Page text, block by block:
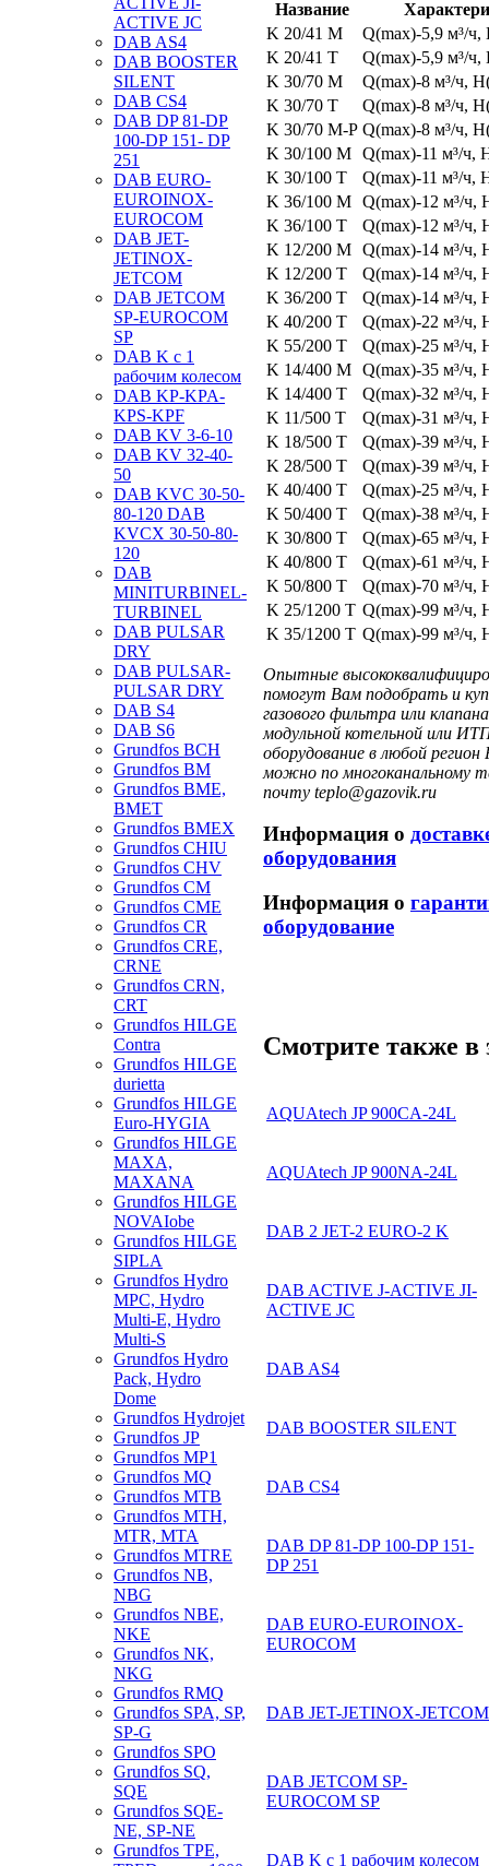
ACTIVE JC
DAB AS4
DAB BOOSTER
SILENT
DAB CS4
DAB DP 81-DP
100-DP 151- DP
251
DAB EURO-
EUROINOX-
EUROCOM
DAB JET-
JETINOX-
JETCOM
DAB JETCOM
SP-EUROCOM
SP
DAB K с 1
рабочим колесом
DAB KP-KPA-
KPS-KPF
DAB KV 3-6-10
DAB KV 32-40-
50
DAB KVC 30-50-
80-120 DAB
KVCX 30-50-80-
120
DAB
MINITURBINEL-
TURBINEL
DAB PULSAR
DRY
DAB PULSAR-
PULSAR DRY
DAB S4
DAB S6
Grundfos BCH
Grundfos BM
Grundfos BME,
BMET
Grundfos BMEX
Grundfos CHIU
Grundfos CHV
Grundfos CM
Grundfos CME
Grundfos CR
Grundfos CRE,
CRNE
Grundfos CRN,
CRT
Grundfos HILGE
Contra
Grundfos HILGE
durietta
Grundfos HILGE
Euro-HYGIA
Grundfos HILGE
MAXA,
MAXANA
Grundfos HILGE
NOVAIobe
Grundfos HILGE
SIPLA
Grundfos Hydro
MPC, Hydro
Multi-E, Hydro
Multi-S
Grundfos Hydro
Pack, Hydro
Dome
Grundfos Hydrojet
Grundfos JP
Grundfos MP1
Grundfos MQ
Grundfos MTB
Grundfos MTH,
MTR, MTA
Grundfos MTRE
Grundfos NB,
NBG
Grundfos NBE,
NKE
Grundfos NK,
NKG
Grundfos RMQ
Grundfos SPA, SP,
SP-G
Grundfos SPO
Grundfos SQ,
SQE
Grundfos SQE-
NE, SP-NE
Grundfos TPE,
Название
K 20/41 M
Q(max)-5,9 м³/ч,
K 20/41 T
Q(max)-5,9 м³/ч,
K 30/70 M
Q(max)-8 м³/ч,
K 30/70 T
Q(max)-8 м³/ч,
K 30/70 M-P Q(max)-8 м³/ч,
K 30/100 M Q(max)-11 м³/ч,
K 30/100 T
Q(max)-11 м³/ч,
K 36/100 M Q(max)-12 м³/ч,
K 36/100 T
Q(max)-12 м³/ч,
K 12/200 M Q(max)-14 м³/ч,
K 12/200 T
Q(max)-14 м³/ч,
K 36/200 T
Q(max)-14 м³/ч,
K 40/200 T
Q(max)-22 м³/ч,
K 55/200 T
Q(max)-25 м³/ч,
K 14/400 M Q(max)-35 м³/ч,
K 14/400 T
Q(max)-32 м³/ч,
K 11/500 T
Q(max)-31 м³/ч,
K 18/500 T
Q(max)-39 м³/ч,
K 28/500 T
Q(max)-39 м³/ч,
K 40/400 T
Q(max)-25 м³/ч,
K 50/400 T
Q(max)-38 м³/ч,
K 30/800 T
Q(max)-65 м³/ч,
K 40/800 T
Q(max)-61 м³/ч,
K 50/800 T
Q(max)-70 м³/ч,
K 25/1200 T Q(max)-99 м³/ч,
K 35/1200 T Q(max)-99 м³/ч,
Опытные
помогут Вам подобрать и
газового фильтра или
модульной котельной или
оборудование в любой
можно по многоканальному
почту teplo@gazovik.ru
Информация о
оборудования
Информация о
оборудование
Смотрите также в
AQUAtech JP 900CA-24L
AQUAtech JP 900NA-24L
DAB 2 JET-2 EURO-2 K
DAB ACTIVE J-ACTIVE JI-
ACTIVE JC
DAB AS4
DAB BOOSTER SILENT
DAB CS4
DAB DP 81-DP 100-DP 151-
DP 251
DAB EURO-EUROINOX-
EUROCOM
DAB JET-JETINOX-JETCOM
DAB JETCOM SP-
EUROCOM SP
DAB K с 1 рабочим колесом